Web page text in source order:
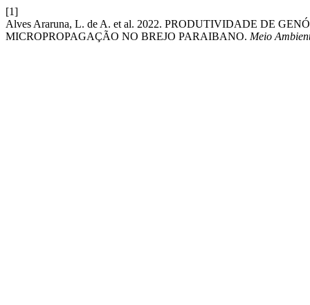
[1]
Alves Araruna, L. de A. et al. 2022. PRODUTIVIDADE DE
MICROPROPAGAÇÃO NO BREJO PARAIBANO. Meio